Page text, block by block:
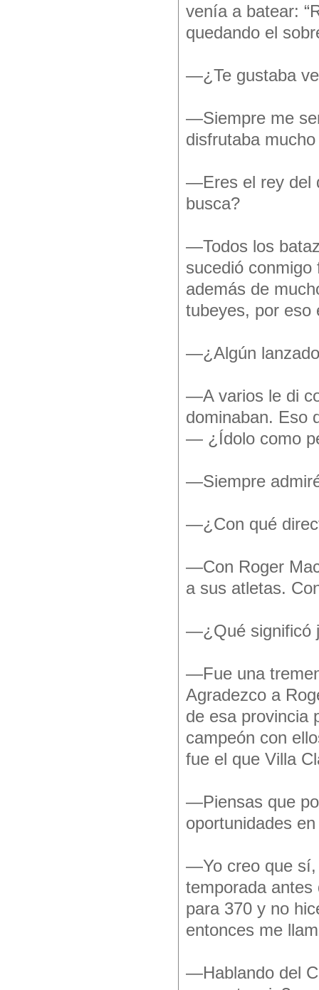
venía a batear:
quedando el
—¿Te gustaba
—Siempre me
disfrutaba
—Eres el rey del
busca?
—Todos los
sucedió
además de
tubeyes, por eso
—¿Algún
—A varios le di
dominaban. Eso
— ¿Ídolo como
—Siempre
—¿Con qué
—Con Roger
a sus atletas.
—¿Qué significó
—Fue una
Agradezco a
de esa provincia
campeón con
fue el que Villa
—Piensas que
oportunidades
—Yo creo que sí,
temporada antes
para 370 y no
entonces me
—Hablando del